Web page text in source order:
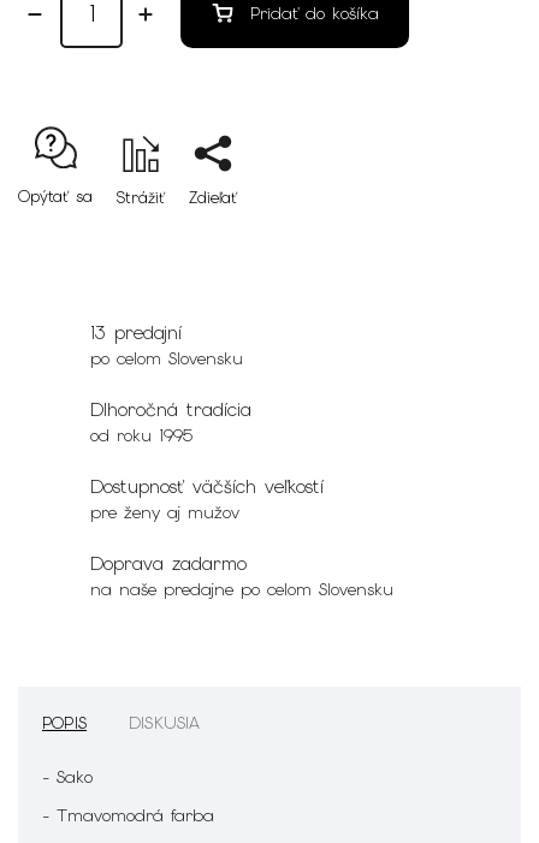
Pridať do košíka
Opýtať sa Strážiť Zdieľať
13 predajní
po celom Slovensku
Dlhoročná tradícia
od roku 1995
Dostupnosť väčších veľkostí
pre ženy aj mužov
Doprava zadarmo
na naše predajne po celom Slovensku
POPIS DISKUSIA
- Sako
- Tmavomodrá farba